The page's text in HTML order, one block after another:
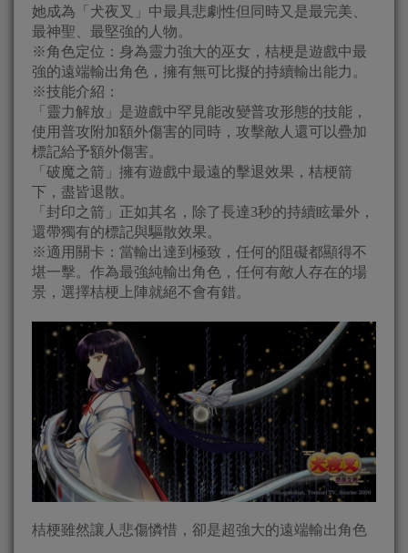
她成為「犬夜叉」中最具悲劇性但同時又是最完美、
最神聖、最堅強的人物。
※角色定位：身為靈力強大的巫女，桔梗是遊戲中最
強的遠端輸出角色，擁有無可比擬的持續輸出能力。
※技能介紹：
「靈力解放」是遊戲中罕見能改變普攻形態的技能，
使用普攻附加額外傷害的同時，攻擊敵人還可以疊加
標記給予額外傷害。
「破魔之箭」擁有遊戲中最遠的擊退效果，桔梗箭
下，盡皆退散。
「封印之箭」正如其名，除了長達3秒的持續眩暈外，
還帶獨有的標記與驅散效果。
※適用關卡：當輸出達到極致，任何的阻礙都顯得不
堪一擊。作為最強純輸出角色，任何有敵人存在的場
景，選擇桔梗上陣就絕不會有錯。
桔梗雖然讓人悲傷憐惜，卻是超強大的遠端輸出角色